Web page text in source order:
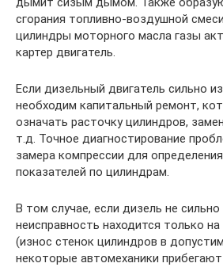
сгорания топливно-воздушной
цилиндры моторного масла газы
картер двигатель.
Если дизельный двигатель сильно
необходим капитальный ремонт,
означать расточку цилиндров,
т.д. Точное диагностирование
замера компрессии для
показателей по цилиндрам.
В том случае, если дизель не сильно
неисправность находится только
(износ стенок цилиндров в
некоторые автомеханики